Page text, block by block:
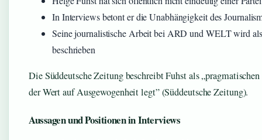
In Interviews betont er die Unabhängigkeit des
Seine journalistische Arbeit bei ARD und WELT wird
beschrieben
Die Süddeutsche Zeitung beschreibt Fuhst als
der Wert auf Ausgewogenheit legt” (Süddeutsche Zeitung).
Aussagen und Positionen in Interviews